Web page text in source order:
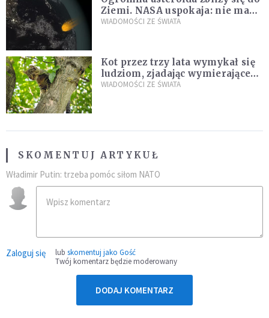
Ziemi. NASA uspokaja: nie ma
zagrożenia
WIADOMOŚCI ZE ŚWIATA
Kot przez trzy lata wymykał się
ludziom, zjadając wymierające
kaczki. W końcu popełnił
WIADOMOŚCI ZE ŚWIATA
SKOMENTUJ ARTYKUŁ
Władimir Putin: trzeba pomóc siłom NATO
Zaloguj się lub skomentuj jako Gość
Twój komentarz będzie moderowany
DODAJ KOMENTARZ